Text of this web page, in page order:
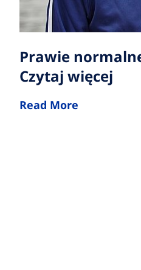
Prawie
Czytaj więcej
Read More